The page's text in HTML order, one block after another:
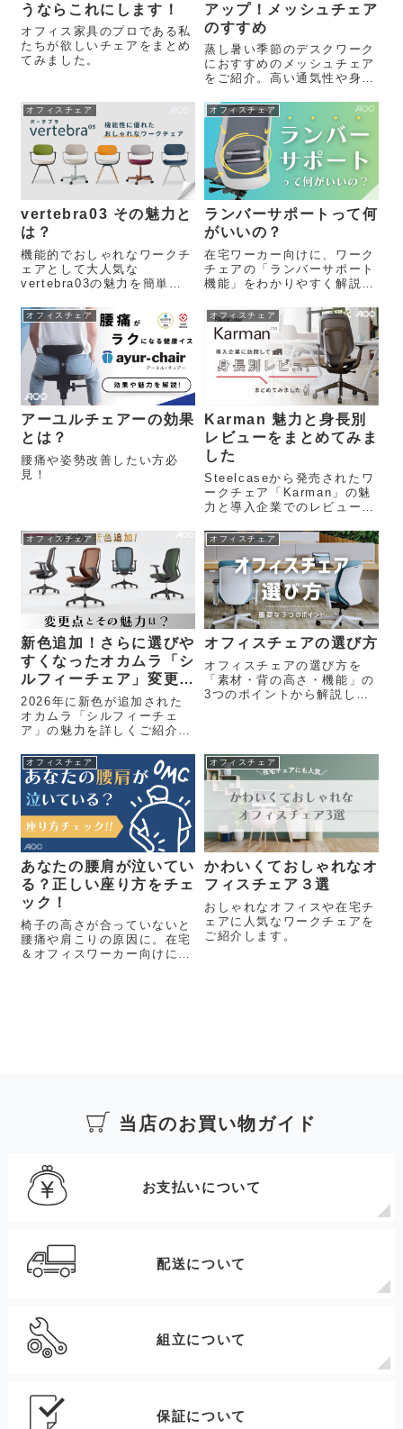
うならこれにします！
オフィス家具のプロである私
たちが欲しいチェアをまとめ
てみました。
アップ！メッシュチェア
のすすめ
蒸し暑い季節のデスクワーク
におすすめのメッシュチェア
をご紹介。高い通気性や身体
やすいデザインなど、快適に
働くためのポイントを解説し
ます。
オフィスチェア
vertebra03 その魅力と
は？
機能的でおしゃれなワークチ
ェアとして大人気な
vertebra03の魅力を簡単に
オフィスチェア
ランバーサポートって何
がいいの？
在宅ワーカー向けに、ワーク
チェアの「ランバーサポート
機能」をわかりやすく解説。
リット、おすすめチェアもま
とめています。座り心地を改
善したい方に役立つ内容で
す。
オフィスチェア
アーユルチェアーの効果
とは？
腰痛や姿勢改善したい方必
見！
オフィスチェア
Karman 魅力と身長別
レビューをまとめてみま
した
Steelcaseから発売されたワ
ークチェア「Karman」の魅
力と導入企業でのレビューを
オフィスチェア
新色追加！さらに選びや
すくなったオカムラ「シ
ルフィーチェア」変更点
とその魅力は？
2026年に新色が追加された
オカムラ「シルフィーチェ
ア」の魅力を詳しくご紹介。
更点に加え、背中にフィット
する座り心地や前傾機能、細
かな調整機能など、長く選ば
れ続ける理由をわかりやすく
解説します。
オフィスチェア
オフィスチェアの選び方
オフィスチェアの選び方を
「素材・背の高さ・機能」の
3つのポイントから解説しま
オフィスチェア
あなたの腰肩が泣いてい
る？正しい座り方をチェ
ック！
椅子の高さが合っていないと
腰痛や肩こりの原因に。在宅
＆オフィスワーカー向けに、
オフィスチェア
かわいくておしゃれなオ
フィスチェア３選
おしゃれなオフィスや在宅チ
ェアに人気なワークチェアを
ご紹介します。
当店のお買い物ガイド
お支払いについて
配送について
組立について
保証について